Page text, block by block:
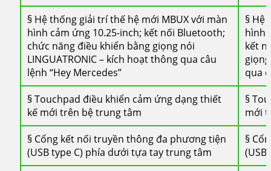
§ Hệ thống giải trí thế hệ mới MBUX với màn
hình cảm ứng 10.25-inch; kết nối Bluetooth;
chức năng điều khiển bằng giọng nói
LINGUATRONIC – kích hoạt thông qua câu
lệnh “Hey Mercedes”
§ Hệ
hình
kết
qua
§ Touchpad điều khiển cảm ứng dạng thiết
kế mới trên bệ trung tâm
§
mới
§ Cổng kết nối truyền thông đa phương tiện
(USB type C) phía dưới tựa tay trung tâm
§